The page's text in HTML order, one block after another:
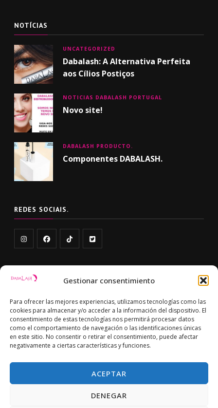
Gestionar consentimiento
Para ofrecer las mejores experiencias, utilizamos tecnologías como las
cookies para almacenar y/o acceder a la información del dispositivo. El
consentimiento de estas tecnologías nos permitirá procesar datos
como el comportamiento de navegación o las identificaciones únicas
en este sitio. No consentir o retirar el consentimiento, puede afectar
negativamente a ciertas características y funciones.
ACEPTAR
DENEGAR
NOTÍCIAS
UNCATEGORIZED
Dabalash: A Alternativa Perfeita
aos Cílios Postiços
NOTICIAS DABALASH PORTUGAL
Novo site!
DABALASH PRODUCTO.
Componentes DABALASH.
REDES SOCIAIS.
LIGAÇÕES
POLÍTICA DE DEVOLUÇÕES E REEMBOLSOS
POLÍTICA DE PRIVACIDADE
POLÍTICA DE COOKIES (UE)
© Copyright 2024 Dabalash. Todos os direitos